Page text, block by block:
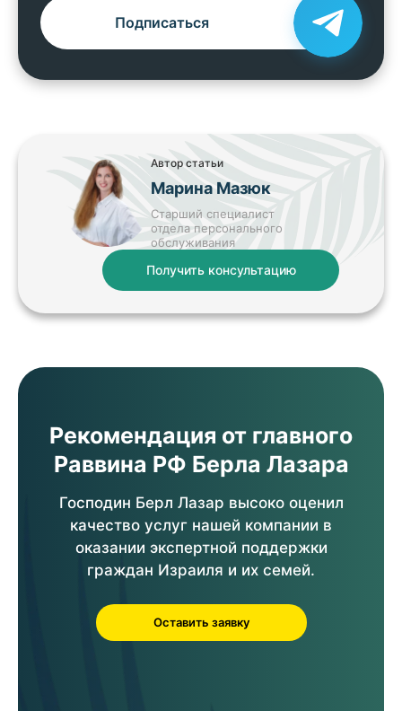
Подписаться
Автор статьи
Марина Мазюк
Старший специалист
отдела персонального
обслуживания
Получить консультацию
Рекомендация от главного
Раввина РФ Берла Лазара
Господин Берл Лазар высоко оценил
качество услуг нашей компании в
оказании экспертной поддержки
граждан Израиля и их семей.
Оставить заявку